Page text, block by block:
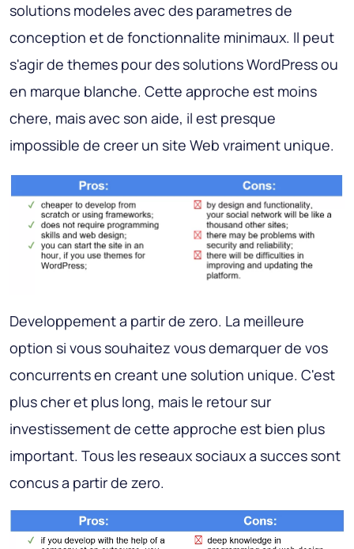
solutions modeles avec des parametres de
conception et de fonctionnalite minimaux. Il peut
s'agir de themes pour des solutions WordPress ou
en marque blanche. Cette approche est moins
chere, mais avec son aide, il est presque
impossible de creer un site Web vraiment unique.
Developpement a partir de zero. La meilleure
option si vous souhaitez vous demarquer de vos
concurrents en creant une solution unique. C'est
plus cher et plus long, mais le retour sur
investissement de cette approche est bien plus
important. Tous les reseaux sociaux a succes sont
concus a partir de zero.